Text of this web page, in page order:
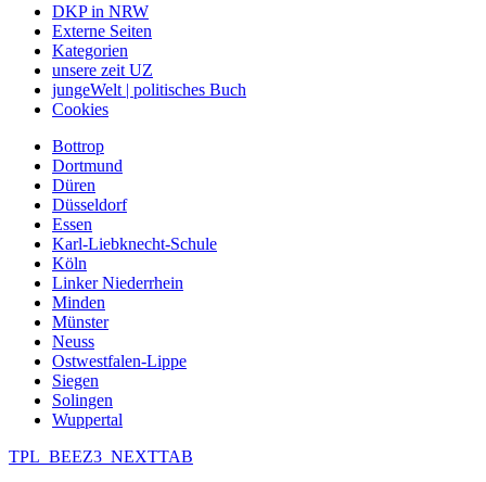
DKP in NRW
Externe Seiten
Kategorien
unsere zeit UZ
jungeWelt | politisches Buch
Cookies
Bottrop
Dortmund
Düren
Düsseldorf
Essen
Karl-Liebknecht-Schule
Köln
Linker Niederrhein
Minden
Münster
Neuss
Ostwestfalen-Lippe
Siegen
Solingen
Wuppertal
TPL_BEEZ3_NEXTTAB